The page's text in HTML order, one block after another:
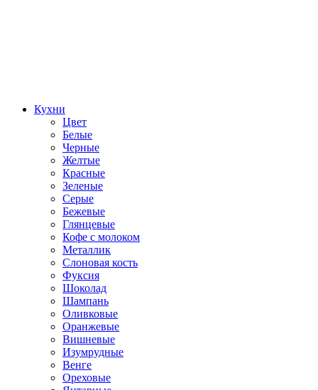
Кухни
Цвет
Белые
Черные
Желтые
Красные
Зеленые
Серые
Бежевые
Глянцевые
Кофе с молоком
Металлик
Слоновая кость
Фуксия
Шоколад
Шампань
Оливковые
Оранжевые
Вишневые
Изумрудные
Венге
Ореховые